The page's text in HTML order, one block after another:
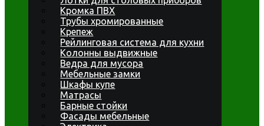
Кромка ПВХ
Трубы хромированные
Крепеж
Рейлинговая система для кухни
Колонны выдвижные
Ведра для мусора
Мебельные замки
Шкафы купе
Матрасы
Барные стойки
Фасады мебельные